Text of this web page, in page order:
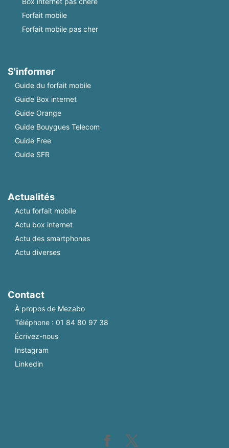
Forfait mobile
Forfait mobile pas cher
S'informer
Guide du forfait mobile
Guide Box internet
Guide Orange
Guide Bouygues Telecom
Guide Free
Guide SFR
Actualités
Actu forfait mobile
Actu box internet
Actu des smartphones
Actu diverses
Contact
À propos de Mezabo
Téléphone : 01 84 80 97 38
Écrivez-nous
Instagram
Linkedin